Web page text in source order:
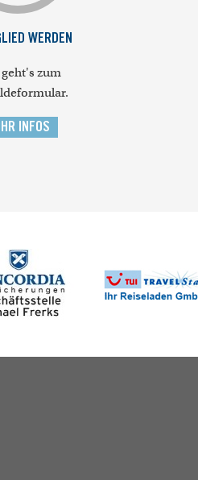
WERDEN
zum
INFOS